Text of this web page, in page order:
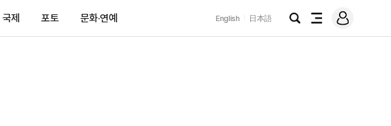
국제 포토 문화·연예 English 日本語
검
전
메
그